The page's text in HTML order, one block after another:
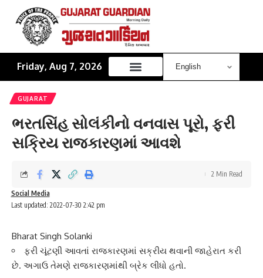
Friday, Aug 7, 2026
GUJARAT
ભરતસિંહ સોલંકીનો વનવાસ પૂરો, ફરી
સક્રિય રાજકારણમાં આવશે
Last updated: 2022-07-30 2:42 pm
Social Media
2 Min Read
Bharat Singh Solanki
ફરી ચૂંટણી આવતાં રાજકારણમાં સક્રીય થવાની જાહેરાત કરી
છે. અગાઉ તેમણે રાજકારણમાંથી બ્રેક લીધો હતો.